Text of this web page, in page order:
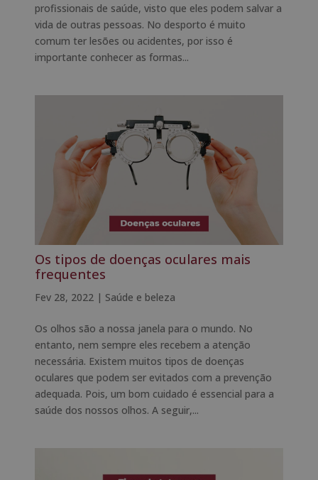
profissionais de saúde, visto que eles podem salvar a
vida de outras pessoas. No desporto é muito
comum ter lesões ou acidentes, por isso é
importante conhecer as formas...
Os tipos de doenças oculares mais
frequentes
Fev 28, 2022| Saúde e beleza
Os olhos são a nossa janela para o mundo. No
entanto, nem sempre eles recebem a atenção
necessária. Existem muitos tipos de doenças
oculares que podem ser evitados com a prevenção
adequada. Pois, um bom cuidado é essencial para a
saúde dos nossos olhos. A seguir,...